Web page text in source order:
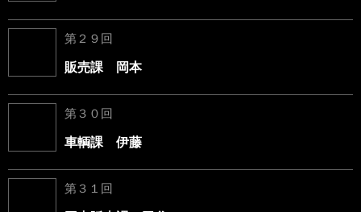
第２９回
販売課 岡本
第３０回
車輌課 伊藤
第３１回